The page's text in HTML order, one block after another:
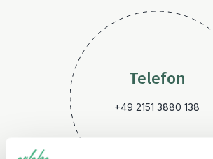
Telefon
+49 2151 3880 138